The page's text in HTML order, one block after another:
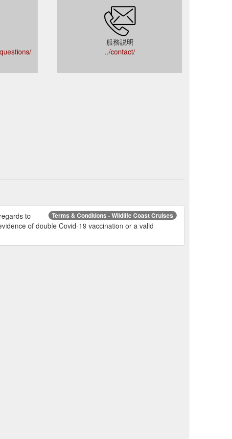
服務説明
../contact/
Terms & Conditions - Wildlife Coast Cruises
to
of double Covid-19 vaccination or a valid